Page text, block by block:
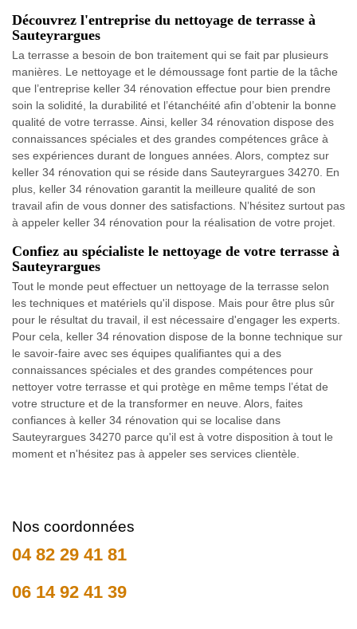
Découvrez l'entreprise du nettoyage de terrasse à
Sauteyrargues
La terrasse a besoin de bon traitement qui se fait par plusieurs
manières. Le nettoyage et le démoussage font partie de la tâche
que l’entreprise keller 34 rénovation effectue pour bien prendre
soin la solidité, la durabilité et l’étanchéité afin d’obtenir la bonne
qualité de votre terrasse. Ainsi, keller 34 rénovation dispose des
connaissances spéciales et des grandes compétences grâce à
ses expériences durant de longues années. Alors, comptez sur
keller 34 rénovation qui se réside dans Sauteyrargues 34270. En
plus, keller 34 rénovation garantit la meilleure qualité de son
travail afin de vous donner des satisfactions. N’hésitez surtout pas
à appeler keller 34 rénovation pour la réalisation de votre projet.
Confiez au spécialiste le nettoyage de votre terrasse à
Sauteyrargues
Tout le monde peut effectuer un nettoyage de la terrasse selon
les techniques et matériels qu'il dispose. Mais pour être plus sûr
pour le résultat du travail, il est nécessaire d'engager les experts.
Pour cela, keller 34 rénovation dispose de la bonne technique sur
le savoir-faire avec ses équipes qualifiantes qui a des
connaissances spéciales et des grandes compétences pour
nettoyer votre terrasse et qui protège en même temps l’état de
votre structure et de la transformer en neuve. Alors, faites
confiances à keller 34 rénovation qui se localise dans
Sauteyrargues 34270 parce qu'il est à votre disposition à tout le
moment et n'hésitez pas à appeler ses services clientèle.
Nos coordonnées
04 82 29 41 81
06 14 92 41 39